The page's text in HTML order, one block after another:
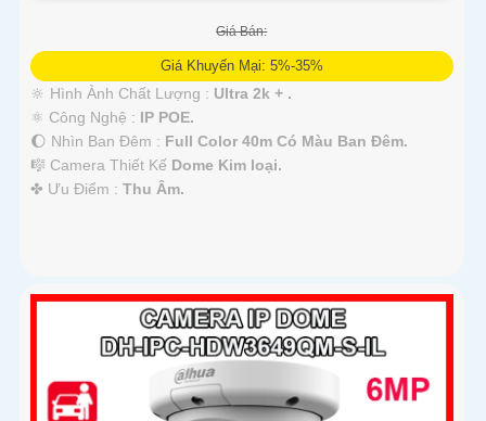
Giá Bán:
Giá Khuyến Mại: 5%-35%
🔆 Hình Ành Chất Lượng : Ultra 2k + .
⚛️ Công Nghệ : IP POE.
🌔 Nhìn Ban Đêm : Full Color 40m Có Màu Ban Ðêm.
🎼️ Camera Thiết Kế Dome Kim loại.
️✤ Ưu Điểm : Thu Âm.